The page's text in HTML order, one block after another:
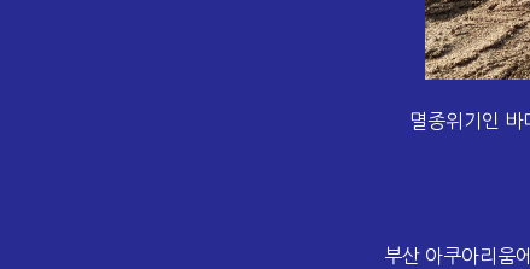
멸종위기인 바
부산 아쿠아리움